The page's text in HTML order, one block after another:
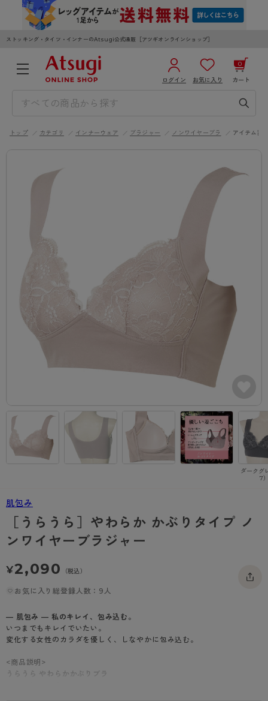
ストッキング・タイツ・インナーのAtsugi公式通販［アツギオンラインショップ］
ログイン お気に入り カート
0
3,980円以上のご購入で送料無料
WOMEN KIDS
カテゴリから探す
ストッキング
- 無地ストッキング
- 柄ストッキング
- 着圧ストッキング
- パンティ部レスストッキング
タイツ
- 柄タイツ
- ひざ下丈タイツ
- 着圧タイツ
ソックス・靴下
レギンス・スパッツ
インナーウェア
ブラジャー
- ノンワイヤーブラ
- ブラトップ
ショーツ
- レギュラーショーツ
- ガードル・補正ショーツ
肌着・インナー
- 長袖（七分袖以上）
- タンクトップ
- カップ付きインナー
ライフスタイルウェア
ボトムス
ルームウェア・パジャマ
アクティブ・スポーツ
- スポーツブラ
- スポーツボトムス
雑貨・小物
ソックス・靴下
クルー・レギュラー丈ソックス
スニーカー丈・くるぶし丈ソックス
インナーウエア
メンズパンツ
ボクサー
Tバック・ビキニ
肌着・インナー
ライフスタイルウェア
ボトムス
ルームウェア・パジャマ
タイツ
ソックス・靴下
クルー・レギュラー丈ソックス
ハイソックス
スクールソックス
インナーウエア
ブラジャー
ノンワイヤーブラ
スポーツブラ
ショーツ
レギュラーショーツ
ボクサー
ブランドから探す
AZGI
アスティーグ
スゴスト
フェイクタイツ
hotto comfort
BT
スクールタイム
CLINICAL
ハイジュニ
商品選びのお手伝い
私に似合う、ストッキング選び
タイツの選び方
ご利用ガイド
はじめての方へ
よくある質問（FAQ）
お支払い方法について
配送方法について
返品・交換について
お問い合わせについて
トップ カテゴリ インナーウェア ブラジャー ノンワイヤーブラ アイテム詳
ダークグ
7
肌包み
［うらうら］やわらか かぶりタイプ ノ
ンワイヤーブラジャー
¥2,090 （税込）
お気に入り総登録人数：9人
― 肌包み ― 私のキレイ、包み込む。
いつまでもキレイでいたい。
変化する女性のカラダを優しく、しなやかに包み込む。
<商品説明>
うらうら やわらかかぶりブラ